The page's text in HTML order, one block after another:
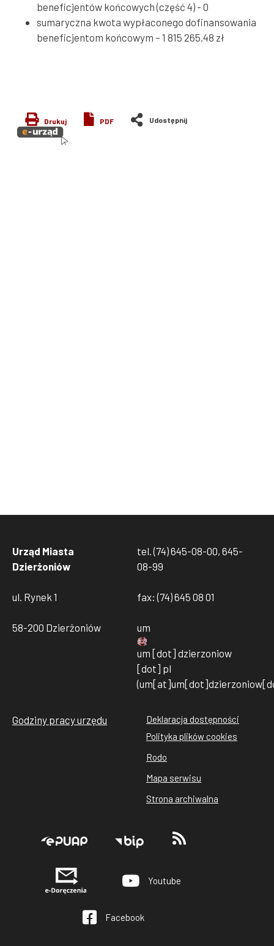
beneficjentów końcowych (część 4) - 0
sumaryczna kwota wypłaconego dofinansowania
beneficjentom końcowym – 1 815 265,48 zł
Drukuj PDF
Urząd Miasta
Dzierżoniów
ul. Rynek 1
58-200 Dzierżoniów
tel. (74) 645-08-00, 645-
08-99
fax: (74) 645 08 01
um
um [dot] dzierzoniow
[dot] pl
Godziny pracy urzędu
Stopka
rodo
cookies
Deklaracja dostępności
Polityka plików cookies
Rodo
Mapa serwisu
Strona archiwalna
Stopka
Youtube
Facebook